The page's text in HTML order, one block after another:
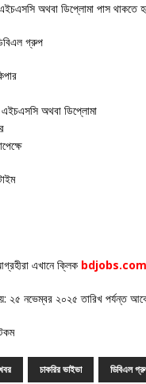
অথবা ডিপ্লোমা পাস থাকতে
গ্রুপ
এইচএসসি অথবা ডিপ্লোমা
এখানে ক্লিক
২৫ নভেম্বর ২০২৫ তারিখ পর্যন্ত
চাকরির ভাইভা ডিবিএল